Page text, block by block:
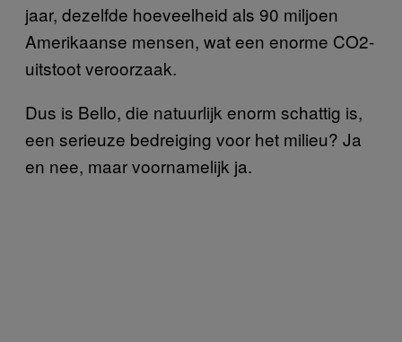
jaar, dezelfde hoeveelheid als 90 miljoen
Amerikaanse mensen, wat een enorme CO2-
uitstoot veroorzaak.
Dus is Bello, die natuurlijk enorm schattig is,
een serieuze bedreiging voor het milieu? Ja
en nee, maar voornamelijk ja.